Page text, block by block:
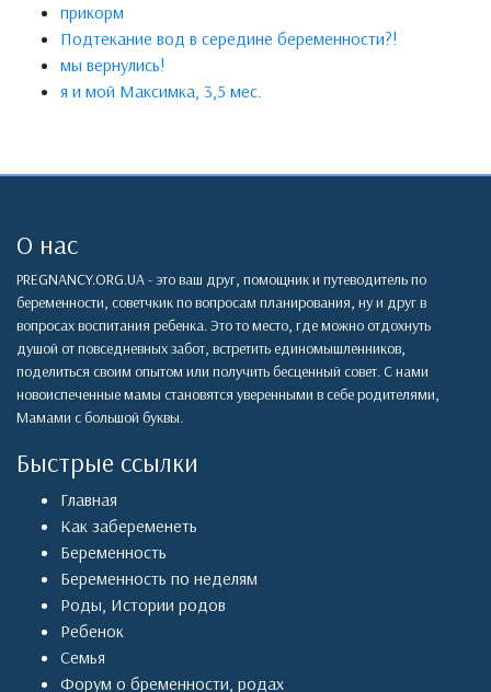
прикорм
Подтекание вод в середине беременности?!
мы вернулись!
я и мой Максимка, 3,5 мес.
О нас
PREGNANCY.ORG.UA - это ваш друг, помощник и путеводитель по
беременности, советчкик по вопросам планирования, ну и друг в
вопросах воспитания ребенка. Это то место, где можно отдохнуть
душой от повседневных забот, встретить единомышленников,
поделиться своим опытом или получить бесценный совет. С нами
новоиспеченные мамы становятся уверенными в себе родителями,
Мамами с большой буквы.
Быстрые ссылки
Главная
Как забеременеть
Беременность
Беременность по неделям
Роды, Истории родов
Ребенок
Семья
Форум о бременности, родах